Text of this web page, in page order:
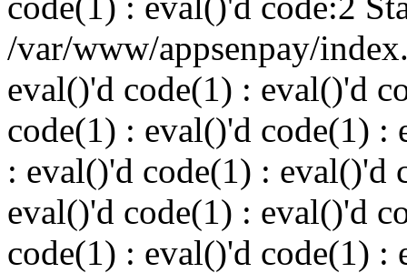
/var/www/appsenpay/
eval()'d code(1) : eval()'d
code(1) : eval()'d code(1) :
: eval()'d code(1) : eval()'d
eval()'d code(1) : eval()'d
code(1) : eval()'d code(1) :